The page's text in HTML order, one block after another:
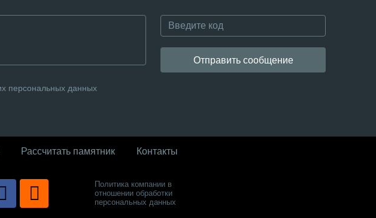
Отправить сообщение
персональных данных
Рассчитать памятник Контакты
Политика компании в
отношении обработки
персональных данных